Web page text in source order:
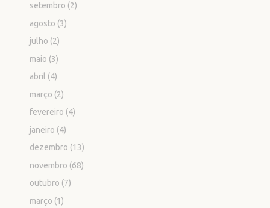
setembro (2)
agosto (3)
julho (2)
maio (3)
abril (4)
março (2)
fevereiro (4)
janeiro (4)
dezembro (13)
novembro (68)
outubro (7)
março (1)